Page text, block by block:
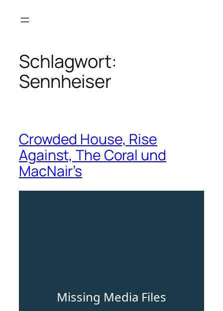
Inhalt
Schlagwort:
Sennheiser
Crowded House, Rise
Against, The Coral und
MacNair’s